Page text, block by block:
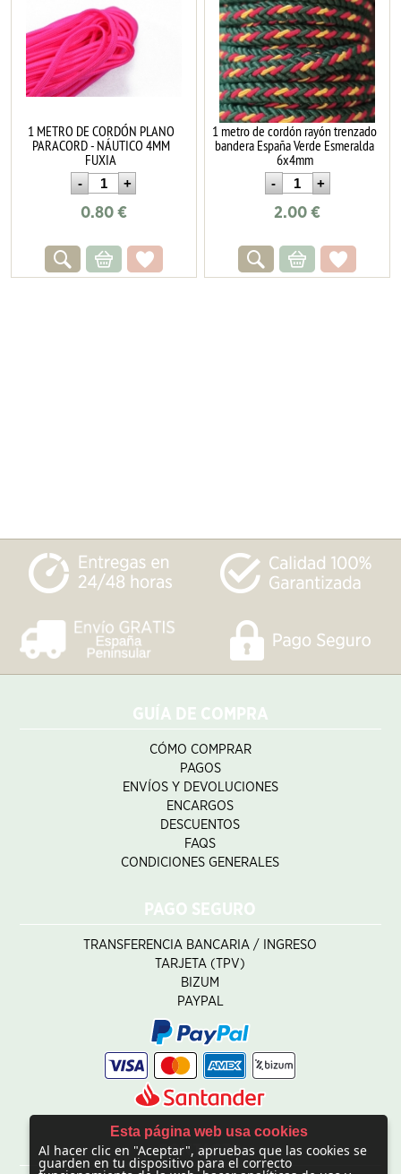
1 METRO DE CORDÓN PLANO
PARACORD - NÁUTICO 4MM
FUXIA
0.80€
1 metro de cordón rayón trenzado
bandera España Verde Esmeralda
6x4mm
2.00 €
GUÍA DE COMPRA
CÓMO COMPRAR
PAGOS
ENVÍOS Y DEVOLUCIONES
ENCARGOS
DESCUENTOS
FAQS
CONDICIONES GENERALES
PAGO SEGURO
TRANSFERENCIA BANCARIA / INGRESO
TARJETA (TPV)
BIZUM
PAYPAL
CONTACTO
Esta página web usa cookies
Al hacer clic en "Aceptar", apruebas que las cookies se
guarden en tu dispositivo para el correcto